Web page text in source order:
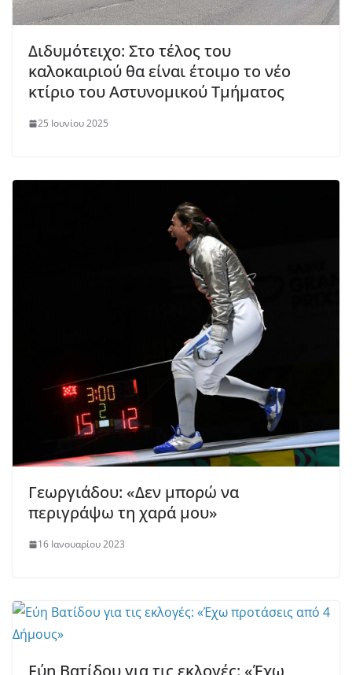
Διδυμότειχο: Στο τέλος του
καλοκαιριού θα είναι έτοιμο το νέο
κτίριο του Αστυνομικού Τμήματος
25 Ιουνίου 2025
Γεωργιάδου: «Δεν μπορώ να
περιγράψω τη χαρά μου»
16 Ιανουαρίου 2023